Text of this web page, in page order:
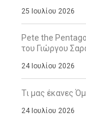
25 Ιουλίου 2026
Pete the
του Γιώργου
24 Ιουλίου 2026
Τι μας έκανες
24 Ιουλίου 2026